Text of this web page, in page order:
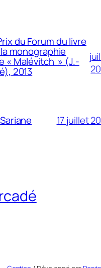
du Forum du livre
monographie
« Malévitch » (J.-
2013
17 juillet